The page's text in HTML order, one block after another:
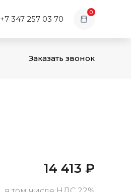
+7 347 257 03 70
0
Заказать звонок
14 413 ₽